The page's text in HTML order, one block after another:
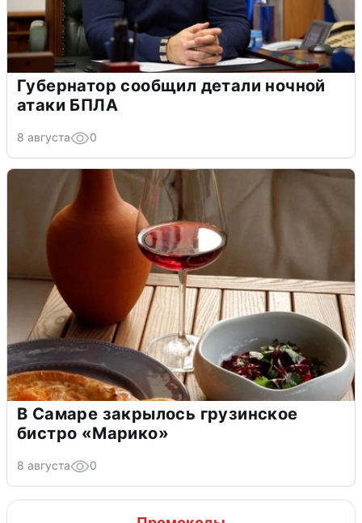
Губернатор сообщил детали ночной
атаки БПЛА
8 августа 0
В Самаре закрылось грузинское
бистро «Марико»
8 августа 0